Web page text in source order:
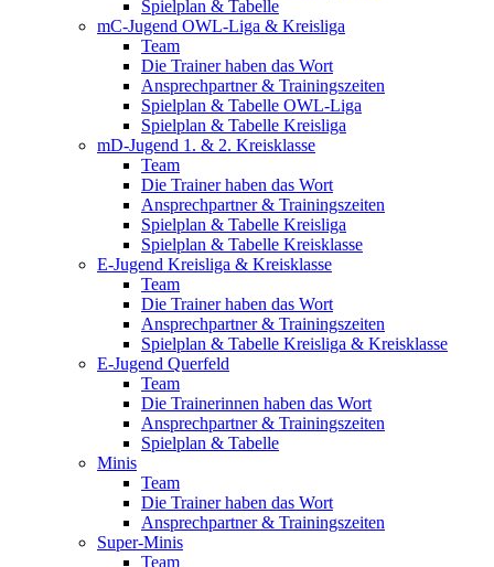
Spielplan & Tabelle
mC-Jugend OWL-Liga & Kreisliga
Team
Die Trainer haben das Wort
Ansprechpartner & Trainingszeiten
Spielplan & Tabelle OWL-Liga
Spielplan & Tabelle Kreisliga
mD-Jugend 1. & 2. Kreisklasse
Team
Die Trainer haben das Wort
Ansprechpartner & Trainingszeiten
Spielplan & Tabelle Kreisliga
Spielplan & Tabelle Kreisklasse
E-Jugend Kreisliga & Kreisklasse
Team
Die Trainer haben das Wort
Ansprechpartner & Trainingszeiten
Spielplan & Tabelle Kreisliga & Kreisklasse
E-Jugend Querfeld
Team
Die Trainerinnen haben das Wort
Ansprechpartner & Trainingszeiten
Spielplan & Tabelle
Minis
Team
Die Trainer haben das Wort
Ansprechpartner & Trainingszeiten
Super-Minis
Team